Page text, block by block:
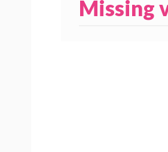
Missing